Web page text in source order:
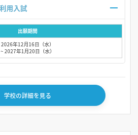
出願期間
2026年12月16日（水）
~ 2027年1月20日（水）
学校の詳細を見る